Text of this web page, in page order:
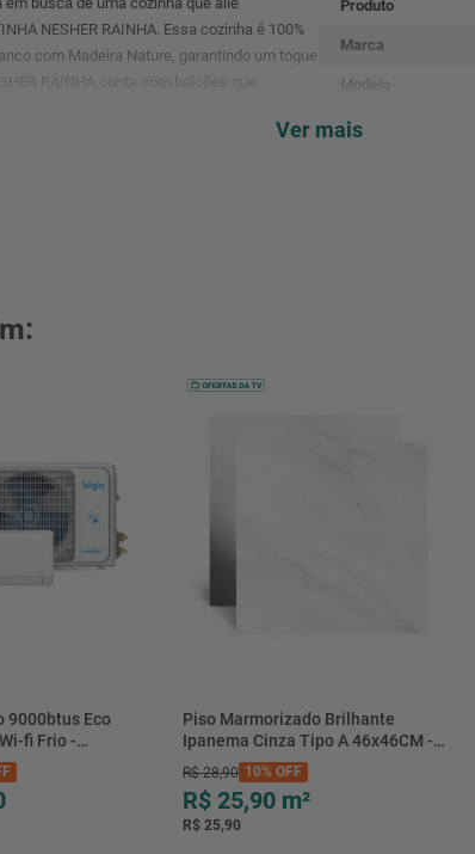
NESHER RAINHA. Essa cozinha é 100%
com Madeira Nature, garantindo um toque
RAINHA conta com balcões que
RAINHA são os puxadores ocultos, do
Produto
Marca
Cor
Ver mais
9000btus Eco
fi Frio -
- Elgin
Piso Marmorizado Brilhante
Ipanema Cinza Tipo A 46x46CM -
01.012771 - Cerbras
R$ 28,90 10% OFF
R$ 25,90 m²
R$ 25,90